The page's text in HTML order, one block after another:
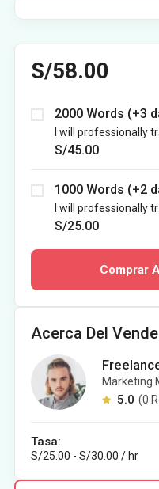
S/58.00
2000 Words (+3
I will professionally
S/45.00
1000 Words (+2
I will professionally
S/25.00
Comprar
Acerca Del
Marketing
5.0 (0
Tasa:
S/25.00 - S/30.00 / hr